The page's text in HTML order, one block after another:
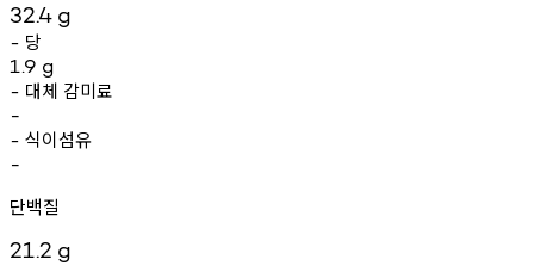
32.4 g
- 당
1.9 g
- 대체 감미료
-
- 식이섬유
-
단백질
21.2 g